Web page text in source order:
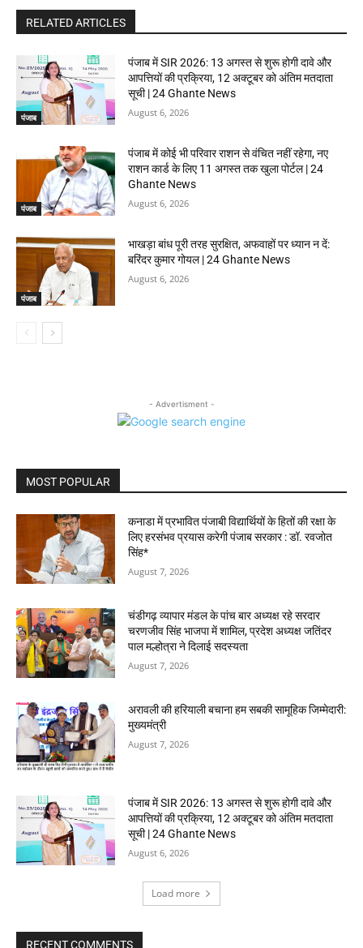
RELATED ARTICLES
पंजाब
पंजाब में SIR 2026: 13 अगस्त से शुरू होगी दावे और
आपत्तियों की प्रक्रिया, 12 अक्टूबर को अंतिम मतदाता
सूची | 24 Ghante News
August 6, 2026
पंजाब
पंजाब में कोई भी परिवार राशन से वंचित नहीं रहेगा, नए
राशन कार्ड के लिए 11 अगस्त तक खुला पोर्टल | 24
Ghante News
August 6, 2026
पंजाब
भाखड़ा बांध पूरी तरह सुरक्षित, अफवाहों पर ध्यान न दें:
बरिंदर कुमार गोयल | 24 Ghante News
August 6, 2026
- Advertisment -
MOST POPULAR
कनाडा में प्रभावित पंजाबी विद्यार्थियों के हितों की रक्षा के
लिए हरसंभव प्रयास करेगी पंजाब सरकार : डॉ. रवजोत
सिंह*
August 7, 2026
चंडीगढ़ व्यापार मंडल के पांच बार अध्यक्ष रहे सरदार
चरणजीव सिंह भाजपा में शामिल, प्रदेश अध्यक्ष जतिंदर
पाल मल्होत्रा ने दिलाई सदस्यता
August 7, 2026
अरावली की हरियाली बचाना हम सबकी सामूहिक जिम्मेदारी:
मुख्यमंत्री
August 7, 2026
पंजाब में SIR 2026: 13 अगस्त से शुरू होगी दावे और
आपत्तियों की प्रक्रिया, 12 अक्टूबर को अंतिम मतदाता
सूची | 24 Ghante News
August 6, 2026
Load more
RECENT COMMENTS